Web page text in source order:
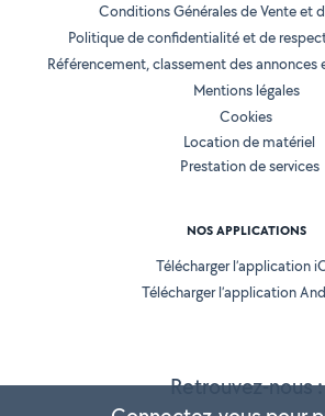
Retrouvez-nous :
Conditions Générales de Vente et
Politique de confidentialité et de
Référencement, classement des annonces
Mentions légales
Cookies
Location de matériel
Prestation de services
NOS APPLICATIONS
Télécharger l’application
Télécharger l’application